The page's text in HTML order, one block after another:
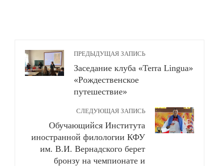
ПРЕДЫДУЩАЯ ЗАПИСЬ
Заседание клуба «Terra Lingua»
«Рождественское
путешествие»
СЛЕДУЮЩАЯ ЗАПИСЬ
Обучающийся Института
иностранной филологии КФУ
им. В.И. Вернадского берет
бронзу на чемпионате и